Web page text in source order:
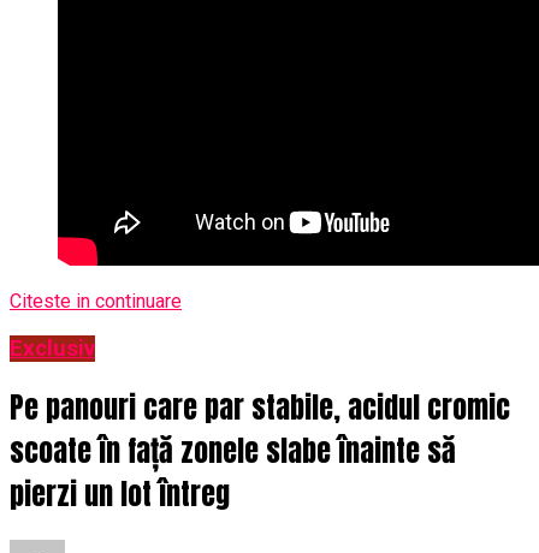
Citeste in continuare
Exclusiv
Pe panouri care par stabile, acidul cromic
scoate în față zonele slabe înainte să
pierzi un lot întreg